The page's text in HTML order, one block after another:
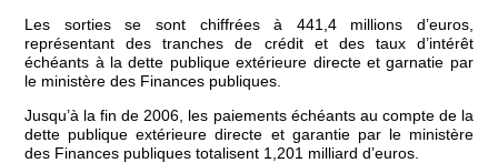
Les sorties se sont chiffrées à 441,4 millions d’euros,
représentant des tranches de crédit et des taux d’intérêt
échéants à la dette publique extérieure directe et garnatie par
le ministère des Finances publiques.
Jusqu’à la fin de 2006, les paiements échéants au compte de la
dette publique extérieure directe et garantie par le ministère
des Finances publiques totalisent 1,201 milliard d’euros.